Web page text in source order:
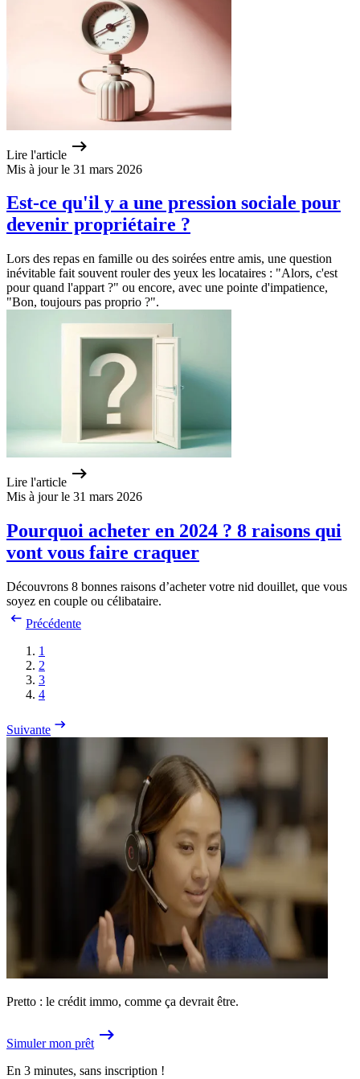
Lire l'article
Mis à jour le 31 mars 2026
Est-ce qu'il y a une pression sociale pour
devenir propriétaire ?
Lors des repas en famille ou des soirées entre amis, une question
inévitable fait souvent rouler des yeux les locataires : "Alors, c'est
pour quand l'appart ?" ou encore, avec une pointe d'impatience,
"Bon, toujours pas proprio ?".
Lire l'article
Mis à jour le 31 mars 2026
Pourquoi acheter en 2024 ? 8 raisons qui
vont vous faire craquer
Découvrons 8 bonnes raisons d’acheter votre nid douillet, que vous
soyez en couple ou célibataire.
Précédente
1
2
3
4
Suivante
Pretto : le crédit immo, comme ça devrait être.
Simuler mon prêt
En 3 minutes, sans inscription !